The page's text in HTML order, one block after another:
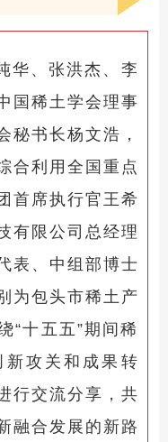
华、张洪杰、李
国稀土学会理事
秘书长杨文浩，
合利用全国重点
首席执行官王希
有限公司总经理
表、中组部博士
为包头市稀土产
“十五五”期间稀
攻关和成果转
行交流分享，共
融合发展的新路